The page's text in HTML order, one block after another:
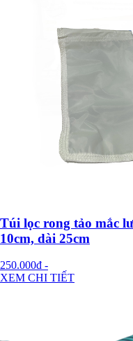
Túi lọc rong tảo mắc
10cm, dài 25cm
250.000đ -
XEM CHI TIẾT